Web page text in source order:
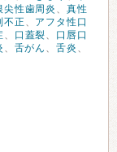
尖性歯周炎 、真性
不正 、 アフタ性口
、 口蓋裂、 口唇口
、 舌がん 、舌炎 、